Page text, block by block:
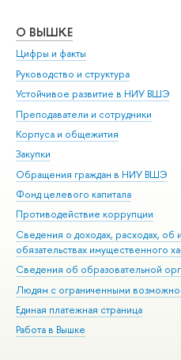
О ВЫШКЕ
Цифры и факты
Руководство и структура
Устойчивое развитие в НИУ ВШЭ
Преподаватели и сотрудники
Корпуса и общежития
Закупки
Обращения граждан в НИУ ВШЭ
Фонд целевого капитала
Противодействие коррупции
Сведения о доходах, расходах, об
обязательствах имущественного
Сведения об образовательной
Людям с ограниченными
Единая платежная страница
Работа в Вышке